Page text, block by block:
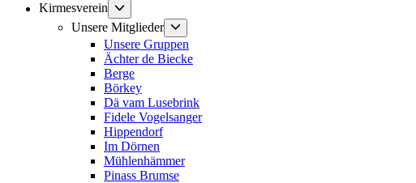
Kirmesverein
Untermenü
anzeigen
Unsere Mitglieder
anzeigen
Unsere Gruppen
Ächter de Biecke
Berge
Börkey
Dä vam Lusebrink
Fidele Vogelsanger
Hippendorf
Im Dörnen
Mühlenhämmer
Pinass Brumse